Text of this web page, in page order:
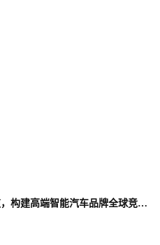
对话赛力斯康波：以ESG之道，构建高端智能汽车品牌全球竞争力